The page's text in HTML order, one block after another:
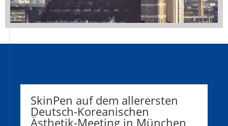
SkinPen auf dem allerersten
Deutsch-Koreanischen
Ästhetik-Meeting in München